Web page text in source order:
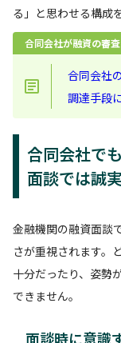
る」と思わせる構成
合同会社が融資の審
合同会社
調達手段
合同会社で
面談では誠
金融機関の融資面談
さが重視されます。
十分だったり、姿勢
できません。
面談時に意識